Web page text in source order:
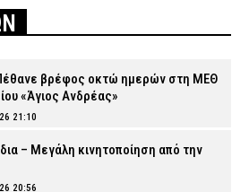
βρέφος οκτώ ημερών στη ΜΕΘ
«Άγιος Ανδρέας»
21:10
– Μεγάλη κινητοποίηση από την
20:56